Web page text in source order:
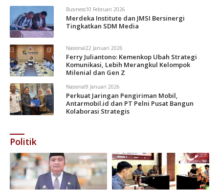
Business10 Februari 2026
Merdeka Institute dan JMSI Bersinergi
Tingkatkan SDM Media
Nasional22 Januari 2026
Ferry Juliantono: Kemenkop Ubah Strategi
Komunikasi, Lebih Merangkul Kelompok
Milenial dan Gen Z
Nasional9 Januari 2026
Perkuat Jaringan Pengiriman Mobil,
Antarmobil.id dan PT Pelni Pusat Bangun
Kolaborasi Strategis
Politik